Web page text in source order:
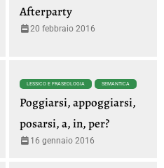
Afterparty
20 febbraio 2016
LESSICO E FRASEOLOGIA SEMANTICA
Poggiarsi, appoggiarsi,
posarsi, a, in, per?
16 gennaio 2016